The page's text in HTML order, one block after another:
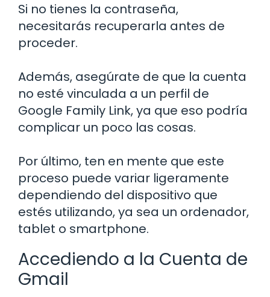
Si no tienes la contraseña,
necesitarás recuperarla antes de
proceder.
Además, asegúrate de que la cuenta
no esté vinculada a un perfil de
Google Family Link, ya que eso podría
complicar un poco las cosas.
Por último, ten en mente que este
proceso puede variar ligeramente
dependiendo del dispositivo que
estés utilizando, ya sea un ordenador,
tablet o smartphone.
Accediendo a la Cuenta de
Gmail